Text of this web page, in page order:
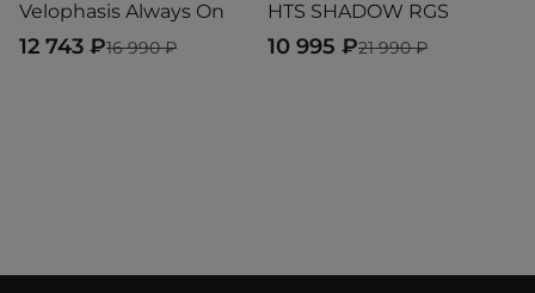
Velophasis Always On
16 990 ₽
12 743 ₽
HTS SHADOW RGS
21 990 ₽
10 995 ₽